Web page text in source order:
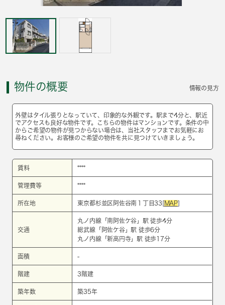
物件の概要 情報の見方
外壁はタイル張りとなっていて、印象的な外観です。駅まで4分と、駅近
でアクセスも良好な物件です。こちらの物件はマンションです。条件の中
からご希望の物件が見つからない場合は、当社スタッフまでお気軽にお
尋ねください。お客様のご希望の物件を共に見つけていきましょう。
賃料 ****
管理費等 ****
所在地 東京都杉並区阿佐谷南１丁目33[MAP]
交通
丸ノ内線 「南阿佐ケ谷 」駅 徒歩4分
総武線 「 阿佐ケ谷」駅 徒歩6分
丸ノ内線 「新高円寺」駅 徒歩17分
面積 -
階建 3階建
築年数 築35年